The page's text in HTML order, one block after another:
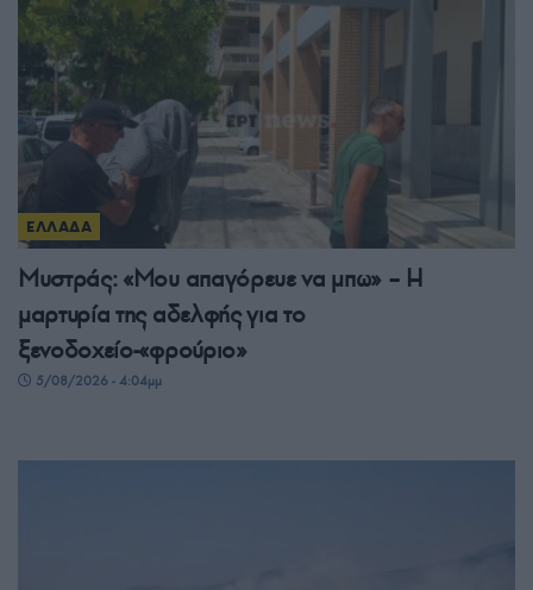
ΕΛΛΑΔΑ
Μυστράς: «Μου απαγόρευε να μπω» – Η
μαρτυρία της αδελφής για το
ξενοδοχείο-«φρούριο»
5/08/2026 - 4:04μμ